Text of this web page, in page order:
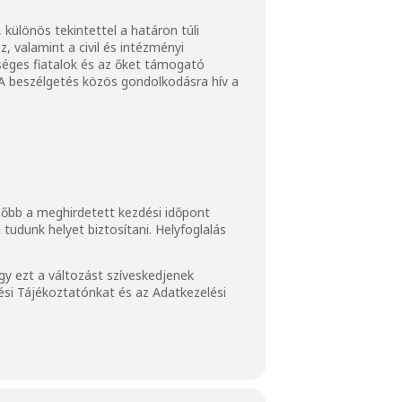
különös tekintettel a határon túli
valamint a civil és intézményi
fiatalok és az őket támogató
beszélgetés közös gondolkodásra hív a
a meghirdetett kezdési időpont
helyet biztosítani. Helyfoglalás
ezt a változást szíveskedjenek
Tájékoztatónkat és az Adatkezelési